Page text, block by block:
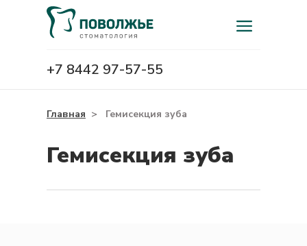
+7 8442 97-57-55
Главная > Гемисекция зуба
Гемисекция зуба